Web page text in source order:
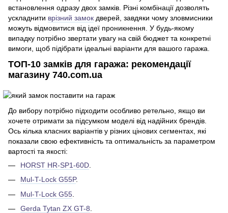
встановлення одразу двох замків. Різні комбінації дозволять
ускладнити врізний замок дверей, завдяки чому зловмисники
можуть відмовитися від ідеї проникнення. У будь-якому
випадку потрібно звертати увагу на свій бюджет та конкретні
вимоги, щоб підібрати ідеальні варіанти для вашого гаража.
ТОП-10 замків для гаража: рекомендації
магазину 740.com.ua
До вибору потрібно підходити особливо ретельно, якщо ви
хочете отримати за підсумком моделі від надійних брендів.
Ось кілька класних варіантів у різних цінових сегментах, які
показали свою ефективність та оптимальність за параметром
вартості та якості:
HORST HR-SP1-60D
Mul-T-Lock G55P.
Mul-T-Lock G55
Gerda Tytan ZX GT-8